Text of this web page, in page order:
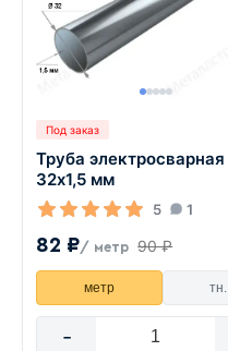
Под заказ
Труба электросварная
32х1,5 мм
5 1
82 ₽/ метр 90 ₽
метр тн.
-